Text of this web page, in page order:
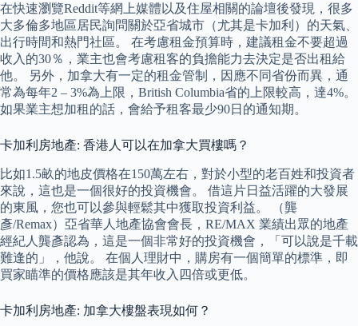
在快速瀏覽Reddit等網上媒體以及住屋相關的論壇後發現，很多
大多倫多地區居民詢問關於亞省城市（尤其是卡加利）的天氣、
出行時間和熱門社區。 在考慮租金預算時，建議租金不要超過
收入的30％，業主也會考慮租客的負擔能力去決定是否出租給
他。 另外，加拿大有一定的租金管制，因應不同省份而異，通
常為每年2 – 3%為上限，British Columbia省的上限較高，達4%。
如果業主想加租的話，會給予租客最少90日的通知期。
卡加利房地產: 香港人可以在加拿大買樓嗎？
比如1.5畝的地皮價格在150萬左右，對於小型的老百姓和投資者
來說，這也是一個很好的投資機會。 借這片日益活躍的大發展
的東風，您也可以參與輕鬆其中獲取投資利益。 （龔
彥/Remax）亞省華人地產協會會長，RE/MAX 業績出眾的地產
經紀人龔彥認為，這是一個非常好的投資機會，「可以說是千載
難逢的」，他說。 在個人理財中，購房有一個簡單的標準，即
買家瞄準的價格應該是其年收入四倍或更低。
卡加利房地產: 加拿大樓盤表現如何？